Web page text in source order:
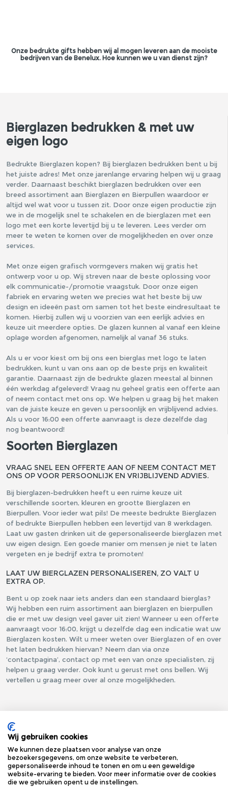
Wij gebruiken cookies
We kunnen deze plaatsen voor analyse van onze
bezoekersgegevens, om onze website te verbeteren,
gepersonaliseerde inhoud te tonen en om u een geweldige
website-ervaring te bieden. Voor meer informatie over de cookies
die we gebruiken opent u de instellingen.
Onze bedrukte gifts hebben wij al mogen leveren aan de mooiste
bedrijven van de Benelux. Hoe kunnen we u van dienst zijn?
Bierglazen bedrukken & met uw
eigen logo
Bedrukte Bierglazen kopen? Bij bierglazen bedrukken bent u bij
het juiste adres! Met onze jarenlange ervaring helpen wij u graag
verder. Daarnaast beschikt bierglazen bedrukken over een
breed assortiment aan Bierglazen en Bierpullen waardoor er
altijd wel wat voor u tussen zit. Door onze eigen productie zijn
we in de mogelijk snel te schakelen en de bierglazen met een
logo met een korte levertijd bij u te leveren. Lees verder om
meer te weten te komen over de mogelijkheden en over onze
services.
Met onze eigen grafisch vormgevers maken wij gratis het
ontwerp voor u op. Wij streven naar de beste oplossing voor
elk communicatie-/promotie vraagstuk. Door onze eigen
fabriek en ervaring weten we precies wat het beste bij uw
design en ideeën past om samen tot het beste eindresultaat te
komen. Hierbij zullen wij u voorzien van een eerlijk advies en
keuze uit meerdere opties. De glazen kunnen al vanaf een kleine
oplage worden afgenomen, namelijk al vanaf 36 stuks.
Als u er voor kiest om bij ons een bierglas met logo te laten
bedrukken, kunt u van ons aan op de beste prijs en kwaliteit
garantie. Daarnaast zijn de bedrukte glazen meestal al binnen
één werkdag afgeleverd! Vraag nu geheel gratis een offerte aan
of neem contact met ons op. We helpen u graag bij het maken
van de juiste keuze en geven u persoonlijk en vrijblijvend advies.
Als u voor 16:00 een offerte aanvraagt is deze dezelfde dag
nog beantwoord!
Soorten Bierglazen
VRAAG SNEL EEN OFFERTE AAN OF NEEM CONTACT MET
ONS OP VOOR PERSOONLIJK EN VRIJBLIJVEND ADVIES.
Bij bierglazen-bedrukken heeft u een ruime keuze uit
verschillende soorten, kleuren en grootte Bierglazen en
Bierpullen. Voor ieder wat pils! De meeste bedrukte Bierglazen
of bedrukte Bierpullen hebben een levertijd van 8 werkdagen.
Laat uw gasten drinken uit de gepersonaliseerde bierglazen met
uw eigen design. Een goede manier om mensen je niet te laten
vergeten en je bedrijf extra te promoten!
LAAT UW BIERGLAZEN PERSONALISEREN, ZO VALT U
EXTRA OP.
Bent u op zoek naar iets anders dan een standaard bierglas?
Wij hebben een ruim assortiment aan bierglazen en bierpullen
die er met uw design veel gaver uit zien! Wanneer u een offerte
aanvraagt voor 16:00, krijgt u dezelfde dag een indicatie wat uw
Bierglazen kosten. Wilt u meer weten over Bierglazen of en over
het laten bedrukken hiervan? Neem dan via onze
‘contactpagina’, contact op met een van onze specialisten, zij
helpen u graag verder. Ook kunt u gerust met ons bellen. Wij
vertellen u graag meer over al onze mogelijkheden.